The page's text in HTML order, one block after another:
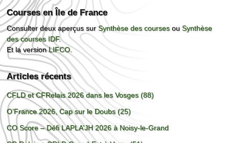
Courses en Île de France
Consulter deux aperçus surSynthèse des coursesouSynthèse
des courses IDF.
Et la versionLIFCO.
Articles récents
CFLD et CFRelais 2026 dans les Vosges (88)
O’France 2026, Cap sur le Doubs (25)
CO Score – Défi LAPLA’JH 2026 à Noisy-le-Grand